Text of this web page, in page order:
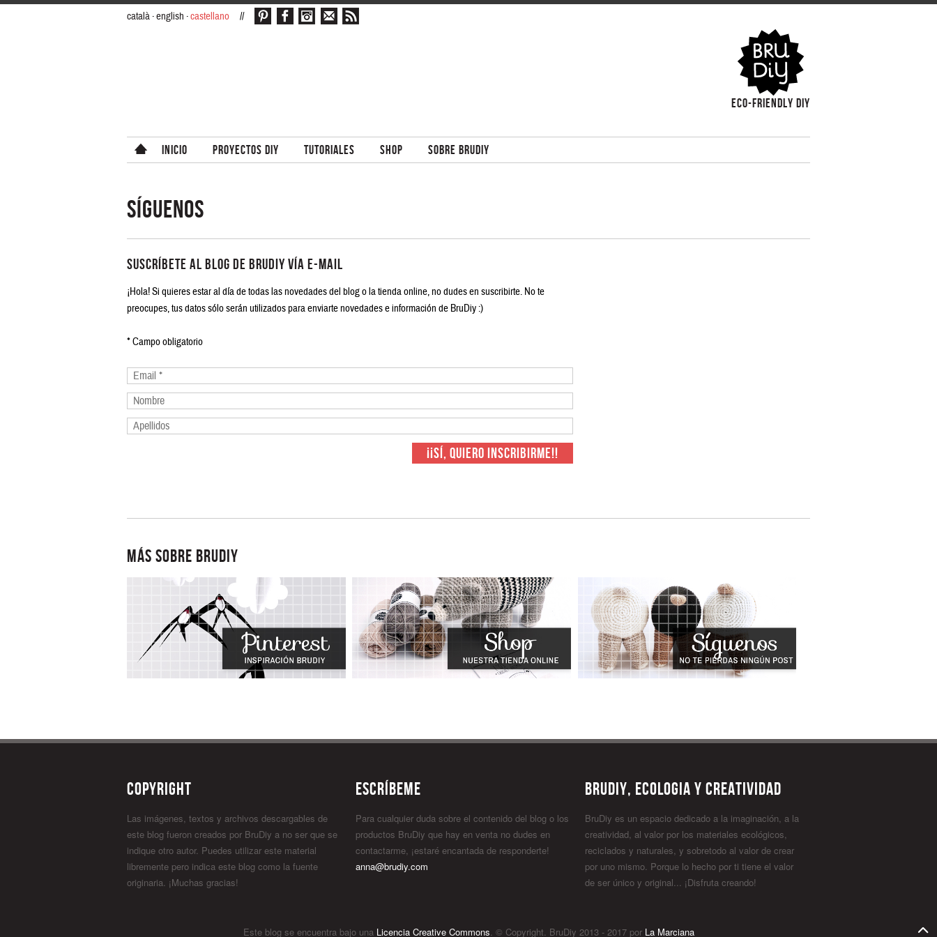
català english castellano pinterestfacebookinstagram
email rss
BruDiy
Eco-friendly DIY
INICIO PROYECTOS DIY TUTORIALES SHOP SOBRE BRUDIY
SÍGUENOS
Suscríbete al blog de BruDiy vía e-mail
¡Hola! Si quieres estar al día de todas las novedades del blog o la tienda online, no dudes en suscribirte. No te
preocupes, tus datos sólo serán utilizados para enviarte novedades e información de BruDiy :)
*Campo obligatorio
MÁS SOBRE BRUDIY
subir
Copyright
Las imágenes, textos y archivos descargables de
este blog fueron creados por BruDiy a no ser que se
indique otro autor. Puedes utilizar este material
libremente pero indica este blog como la fuente
originaria. ¡Muchas gracias!
Escríbeme
Para cualquier duda sobre el contenido del blog o los
productos BruDiy que hay en venta no dudes en
contactarme, ¡estaré encantada de responderte!
anna@brudiy.com
BruDiy, ecologia y creatividad
BruDiy es un espacio dedicado a la imaginación, a la
creatividad, al valor por los materiales ecológicos,
reciclados y naturales, y sobretodo al valor de crear
por uno mismo. Porque lo hecho por ti tiene el valor
de ser único y original... ¡Disfruta creando!
Este blog se encuentra bajo una Licencia Creative Commons. © Copyright. BruDiy 2013 - 2017 por La Marciana